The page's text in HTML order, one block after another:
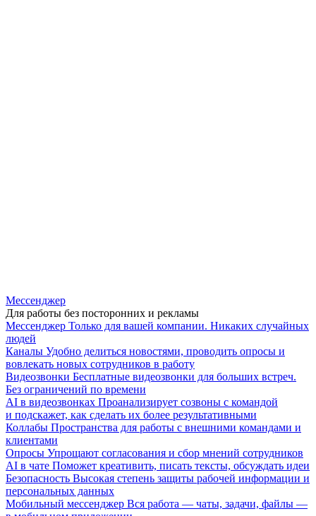
Мессенджер
Для работы без посторонних и рекламы
Мессенджер Только для вашей компании. Никаких случайных
людей
Каналы Удобно делиться новостями, проводить опросы и
вовлекать новых сотрудников в работу
Видеозвонки Бесплатные видеозвонки для больших встреч.
Без ограничений по времени
AI в видеозвонках Проанализирует созвоны с командой
и подскажет, как сделать их более результативными
Коллабы Пространства для работы с внешними командами и
клиентами
Опросы Упрощают согласования и сбор мнений сотрудников
AI в чате Поможет креативить, писать тексты, обсуждать идеи
Безопасность Высокая степень защиты рабочей информации и
персональных данных
Мобильный мессенджер Вся работа — чаты, задачи, файлы —